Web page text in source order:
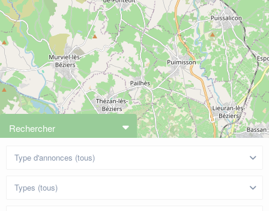
Rechercher
Type d'annonces (tous)
Types (tous)